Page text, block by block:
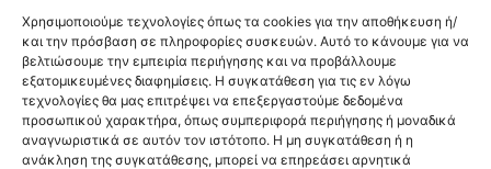
Χρησιμοποιούμε τεχνολογίες όπως τα cookies για την αποθήκευση ή/
και την πρόσβαση σε πληροφορίες συσκευών. Αυτό το κάνουμε για να
βελτιώσουμε την εμπειρία περιήγησης και να προβάλλουμε
εξατομικευμένες διαφημίσεις. Η συγκατάθεση για τις εν λόγω
τεχνολογίες θα μας επιτρέψει να επεξεργαστούμε δεδομένα
προσωπικού χαρακτήρα, όπως συμπεριφορά περιήγησης ή μοναδικά
αναγνωριστικά σε αυτόν τον ιστότοπο. Η μη συγκατάθεση ή η
ανάκληση της συγκατάθεσης, μπορεί να επηρεάσει αρνητικά
θέλουν να βελτιώσουν τη διατροφή και την υγεία τους.
Επώνυμα brands και εμπειρία ετών στο χώρο.
ΠΛΗΡΟΦΟΡΙΕΣ
-ΤΗΛ:2551 181428